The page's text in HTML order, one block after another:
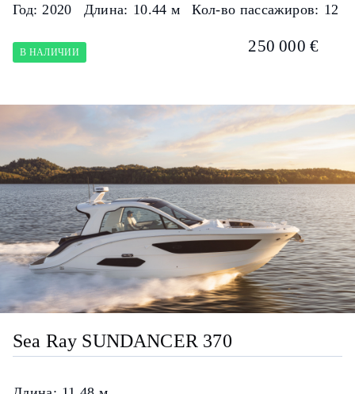
Год: 2020 Длина: 10.44 м Кол-во пассажиров: 12
В НАЛИЧИИ 250 000 €
Sea Ray SUNDANCER 370